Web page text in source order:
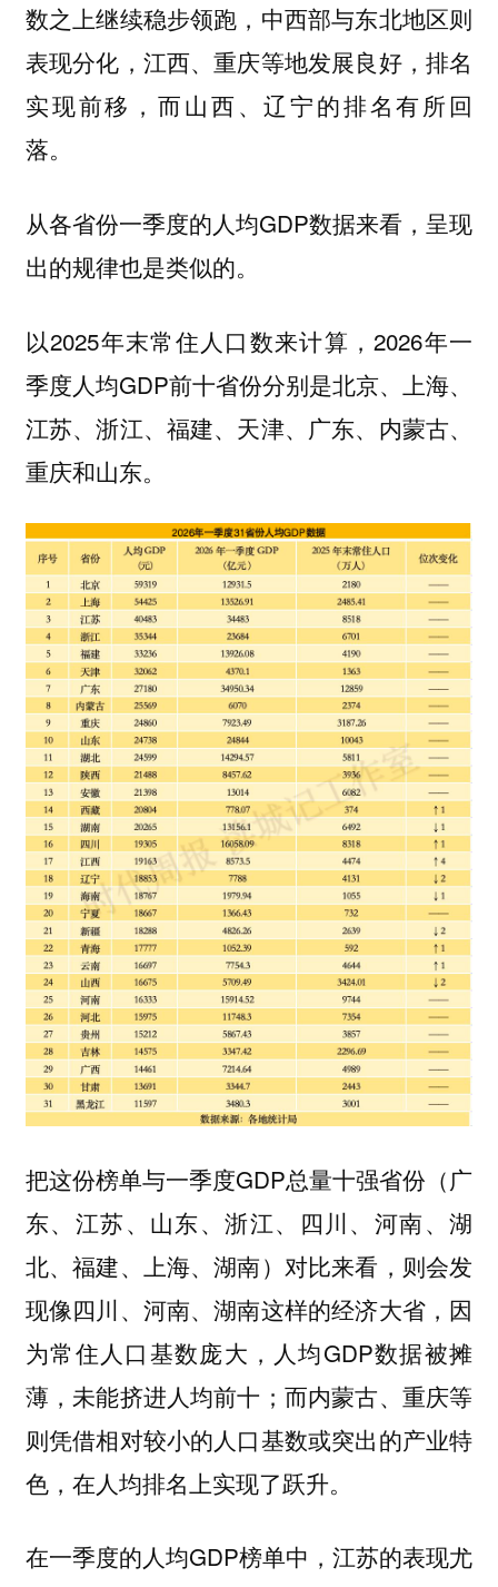
数之上继续稳步领跑，中西部与东北地区则
表现分化，江西、重庆等地发展良好，排名
实现前移，而山西、辽宁的排名有所回
落。
从各省份一季度的人均GDP数据来看，呈现
出的规律也是类似的。
以2025年末常住人口数来计算，2026年一
季度人均GDP前十省份分别是北京、上海、
江苏、浙江、福建、天津、广东、内蒙古、
重庆和山东。
把这份榜单与一季度GDP总量十强省份（广
东、江苏、山东、浙江、四川、河南、湖
北、福建、上海、湖南）对比来看，则会发
现像四川、河南、湖南这样的经济大省，因
为常住人口基数庞大，人均GDP数据被摊
薄，未能挤进人均前十；而内蒙古、重庆等
则凭借相对较小的人口基数或突出的产业特
色，在人均排名上实现了跃升。
在一季度的人均GDP榜单中，江苏的表现尤